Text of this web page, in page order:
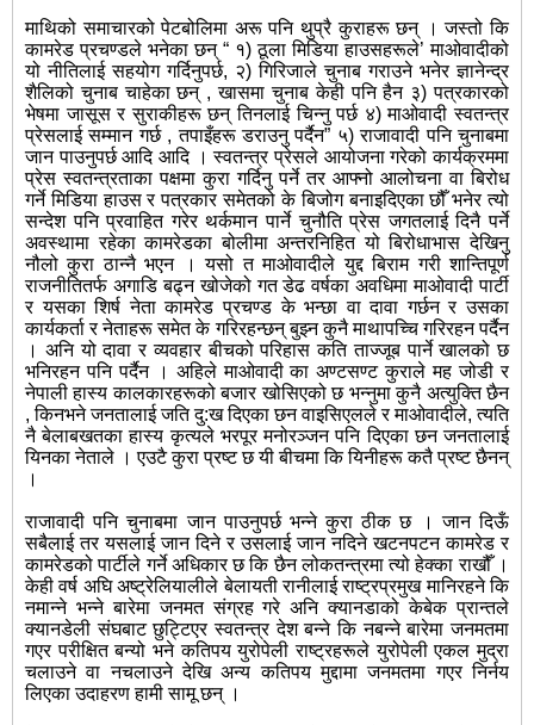
माथिको समाचारको पेटबोलिमा अरू पनि थुप्रै कुराहरू छन् । जस्तो कि
कामरेड प्रचण्डले भनेका छन् “ १) ठूला मिडिया हाउसहरूले’ माओवादीको
यो नीतिलाई सहयोग गर्दिनुपर्छ, २) गिरिजाले चुनाब गराउने भनेर ज्ञानेन्द्र
शैलिको चुनाब चाहेका छन् , खासमा चुनाब केही पनि हैन ३) पत्रकारको
भेषमा जासूस र सुराकीहरू छन् तिनलाई चिन्नु पर्छ ४) माओवादी स्वतन्त्र
प्रेसलाई सम्मान गर्छ , तपाइँहरू डराउनु पर्दैन” ५) राजावादी पनि चुनाबमा
जान पाउनुपर्छ आदि आदि । स्वतन्त्र प्रेसले आयोजना गरेको कार्यक्रममा
प्रेस स्वतन्त्रताका पक्षमा कुरा गर्दिनु पर्ने तर आफ्नो आलोचना वा बिरोध
गर्ने मिडिया हाउस र पत्रकार समेतको के बिजोग बनाइदिएका छौँ भनेर त्यो
सन्देश पनि प्रवाहित गरेर थर्कमान पार्ने चुनौति प्रेस जगतलाई दिनै पर्ने
अवस्थामा रहेका कामरेडका बोलीमा अन्तरनिहित यो बिरोधाभास देखिनु
नौलो कुरा ठान्नै भएन । यसो त माओवादीले युद्द बिराम गरी शान्तिपूर्ण
राजनीतितर्फ अगाडि बढ्न खोजेको गत डेढ वर्षका अवधिमा माओवादी पार्टी
र यसका शिर्ष नेता कामरेड प्रचण्ड के भन्छा वा दावा गर्छन र उसका
कार्यकर्ता र नेताहरू समेत के गरिरहन्छन् बुझ्न कुनै माथापच्चि गरिरहन पर्दैन
। अनि यो दावा र व्यवहार बीचको परिहास कति ताज्जूब पार्ने खालको छ
भनिरहन पनि पर्दैन । अहिले माओवादी का अण्टसण्ट कुराले मह जोडी र
नेपाली हास्य कालकारहरूको बजार खोसिएको छ भन्नुमा कुनै अत्युक्ति छैन
, किनभने जनतालाई जति दु:ख दिएका छन वाइसिएलले र माओवादीले, त्यति
नै बेलाबखतका हास्य कृत्यले भरपूर मनोरञ्जन पनि दिएका छन जनतालाई
यिनका नेताले । एउटै कुरा प्रष्ट छ यी बीचमा कि यिनीहरू कतै प्रष्ट छैनन्
।
राजावादी पनि चुनाबमा जान पाउनुपर्छ भन्ने कुरा ठीक छ । जान दिऊँ
सबैलाई तर यसलाई जान दिने र उसलाई जान नदिने खटनपटन कामरेड र
कामरेडको पार्टीले गर्ने अधिकार छ कि छैन लोकतन्त्रमा त्यो हेक्का राखौँ ।
केही वर्ष अघि अष्ट्रेलियालीले बेलायती रानीलाई राष्ट्रप्रमुख मानिरहने कि
नमान्ने भन्ने बारेमा जनमत संग्रह गरे अनि क्यानडाको केबेक प्रान्तले
क्यानडेली संघबाट छुट्टिएर स्वतन्त्र देश बन्ने कि नबन्ने बारेमा जनमतमा
गएर परीक्षित बन्यो भने कतिपय युरोपेली राष्ट्रहरूले युरोपेली एकल मुद्रा
चलाउने वा नचलाउने देखि अन्य कतिपय मुद्दामा जनमतमा गएर निर्नय
लिएका उदाहरण हामी सामू छन् ।